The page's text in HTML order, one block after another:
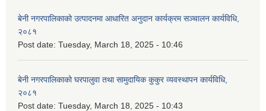
बेनी नगरपालिकाको उत्पादनमा आधारित अनुदान कार्यक्रम सञ्‍चालन कार्यविधि,
२०८१
Post date: Tuesday, March 18, 2025 - 10:46
बेनी नगरपालिकाको घरपालुवा तथा सामुदायिक कुकुर व्यवस्थापन कार्यविधि,
२०८१
Post date: Tuesday, March 18, 2025 - 10:43